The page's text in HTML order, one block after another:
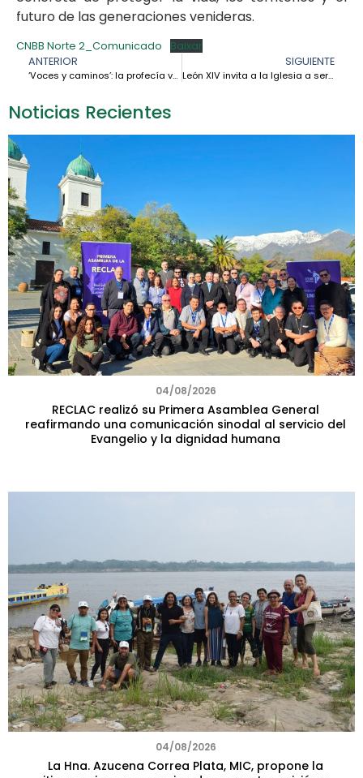
Noticias Recientes
04/08/2026
RECLAC realizó su Primera Asamblea General
reafirmando una comunicación sinodal al servicio del
Evangelio y la dignidad humana
04/08/2026
La Hna. Azucena Correa Plata, MIC, propone la
futuro de las generaciones venideras.
CNBB Norte 2_Comunicado
Baixar
ANTERIOR
‘Voces y caminos’: la profecía vocacional que brota en el suelo de la Amazonía
SIGUIENTE
León XIV invita a la Iglesia a ser refugio para los pobres y a escucharlos desde la cercanía y la fraternidad